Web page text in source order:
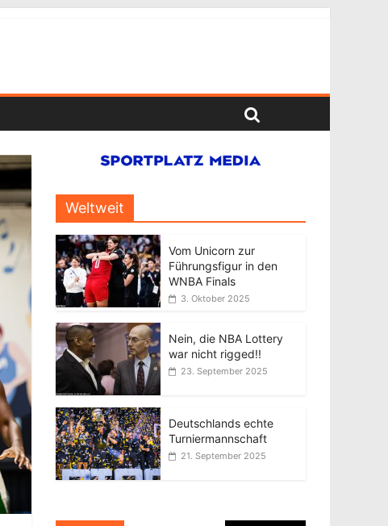
Weltweit
Vom Unicorn zur
Führungsfigur in den
WNBA Finals
3. Oktober 2025
Nein, die NBA Lottery
war nicht rigged!!
23. September 2025
Deutschlands echte
Turniermannschaft
21. September 2025